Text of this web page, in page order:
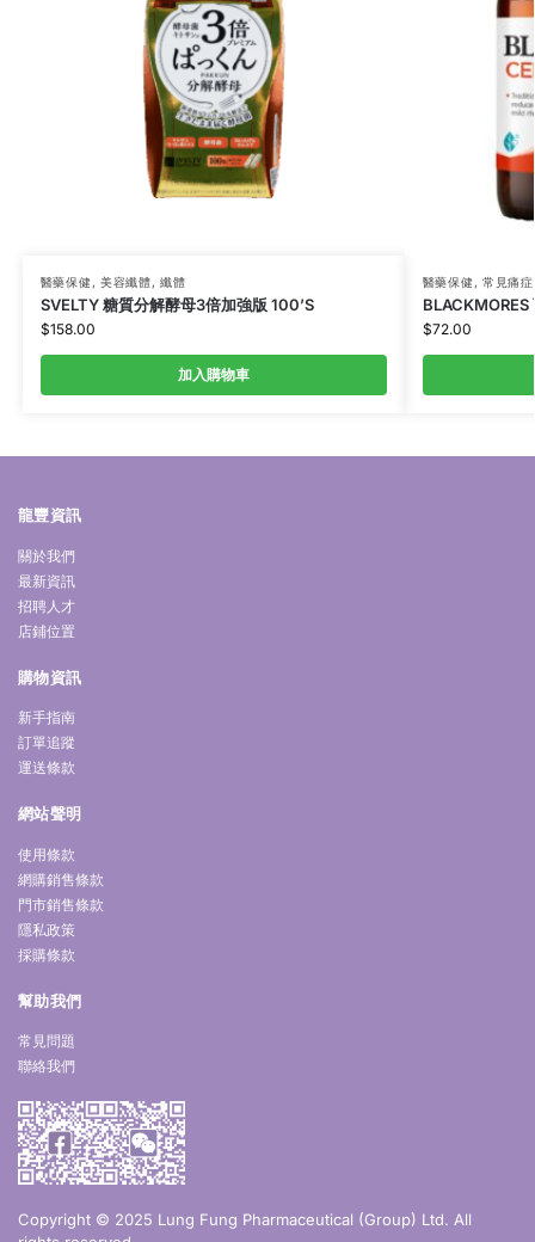
醫藥保健, 美容纖體,纖體
SVELTY 糖質分解酵母3倍加強版 100’S
$158.00
加入購物車
醫藥保健, 常見痛症
$72.00
龍豐資訊
關於我們
最新資訊
招聘人才
店鋪位置
購物資訊
新手指南
訂單追蹤
運送條款
網站聲明
使用條款
網購銷售條款
門市銷售條款
隱私政策
採購條款
幫助我們
常見問題
聯絡我們
Copyright © 2025 Lung Fung Pharmaceutical (Group) Ltd. All